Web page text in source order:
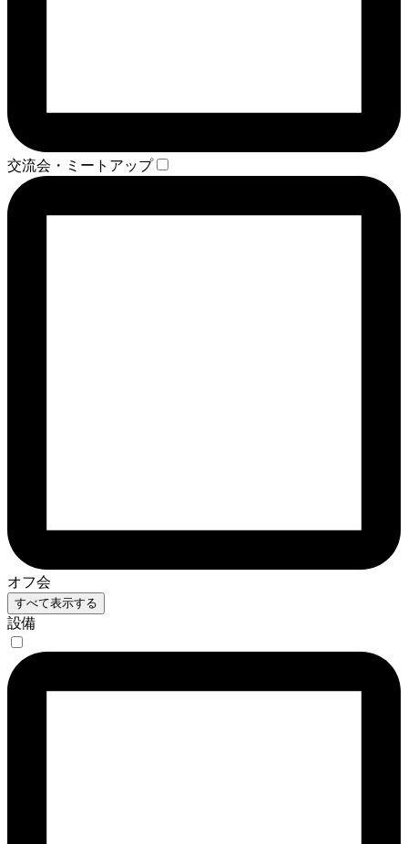
交流会・ミートアップ
オフ会
すべて表示する
設備